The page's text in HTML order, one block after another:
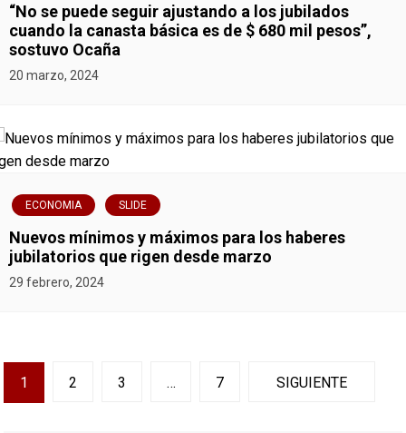
“No se puede seguir ajustando a los jubilados
cuando la canasta básica es de $ 680 mil pesos”,
sostuvo Ocaña
20 marzo, 2024
ECONOMIA SLIDE
Nuevos mínimos y máximos para los haberes
jubilatorios que rigen desde marzo
29 febrero, 2024
N
1 2 3 … 7 SIGUIENTE